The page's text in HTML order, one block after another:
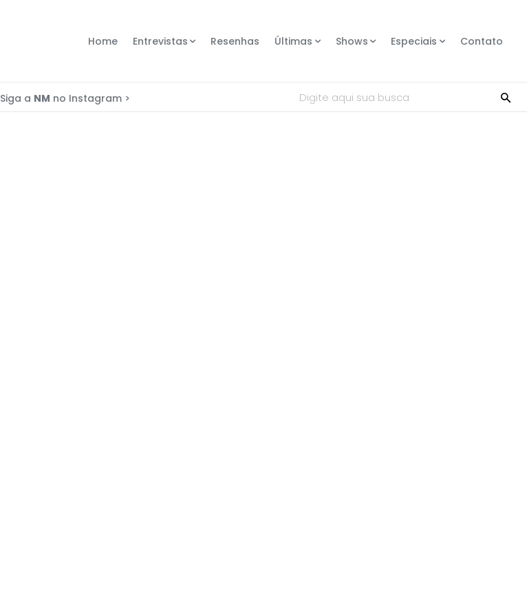
Home Entrevistas Resenhas Últimas Shows Especiais Contato
Siga a NM no Instagram > Digite aqui sua busca